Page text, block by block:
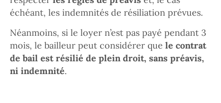
échéant, les indemnités de résiliation prévues.
Néanmoins, si le loyer n’est pas payé pendant 3
mois, le bailleur peut considérer que le contrat
de bail est résilié de plein droit, sans préavis,
ni indemnité.